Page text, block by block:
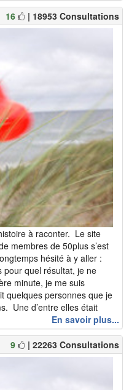
16 | 18953 Consultations
à raconter. Le site
membres de 50plus s’est
hésité à y aller :
pour quel résultat, je ne
minute, je me suis
quelques personnes que je
Une d’entre elles était
En savoir plus...
9 | 22263 Consultations